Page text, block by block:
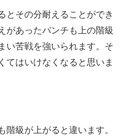
とその分耐えることができ
があったパンチも上の階級
い苦戦を強いられます。そ
てはいけなくなると思いま
階級が上がると違います。